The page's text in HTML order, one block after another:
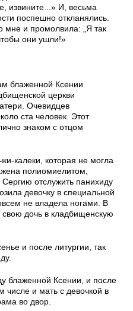
извините...» И, весьма
поспешно откланялись.
мне и промолвила: „Я так
они ушли!»
блаженной Ксении
церкви
Очевидцев
ста человек. Этот
знаком с отцом
калеки, которая не могла
полиомиелитом,
отслужить панихиду
девочку в специаль­ной
не вла­дела ногами. В
свою дочь в кладбищенскую
и после литургии, так
блаженной Ксении, и после
числе и мать с девочкой в
во двор.